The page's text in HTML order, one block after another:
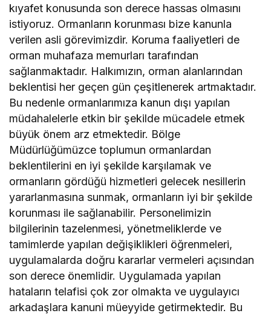
kıyafet konusunda son derece hassas olmasını
istiyoruz. Ormanların korunması bize kanunla
verilen asli görevimizdir. Koruma faaliyetleri de
orman muhafaza memurları tarafından
sağlanmaktadır. Halkımızın, orman alanlarından
beklentisi her geçen gün çeşitlenerek artmaktadır.
Bu nedenle ormanlarımıza kanun dışı yapılan
müdahalelerle etkin bir şekilde mücadele etmek
büyük önem arz etmektedir. Bölge
Müdürlüğümüzce toplumun ormanlardan
beklentilerini en iyi şekilde karşılamak ve
ormanların gördüğü hizmetleri gelecek nesillerin
yararlanmasına sunmak, ormanların iyi bir şekilde
korunması ile sağlanabilir. Personelimizin
bilgilerinin tazelenmesi, yönetmeliklerde ve
tamimlerde yapılan değişiklikleri öğrenmeleri,
uygulamalarda doğru kararlar vermeleri açısından
son derece önemlidir. Uygulamada yapılan
hataların telafisi çok zor olmakta ve uygulayıcı
arkadaşlara kanuni müeyyide getirmektedir. Bu